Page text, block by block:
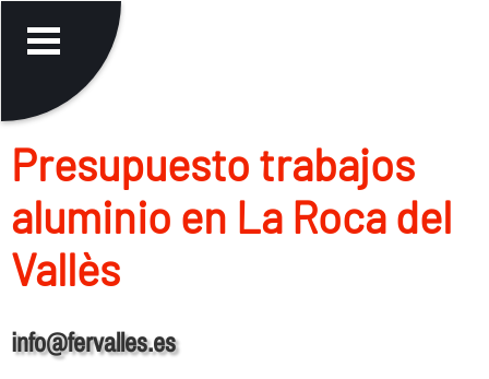
Presupuesto trabajos
aluminio en La Roca del
Vallès
info@fervalles.es